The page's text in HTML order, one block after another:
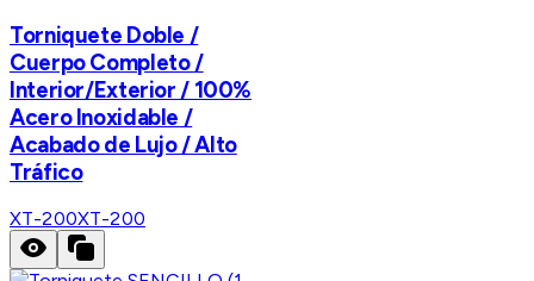
Torniquete Doble /
Cuerpo Completo /
Interior/Exterior / 100%
Acero Inoxidable /
Acabado de Lujo / Alto
Tráfico
XT-200XT-200